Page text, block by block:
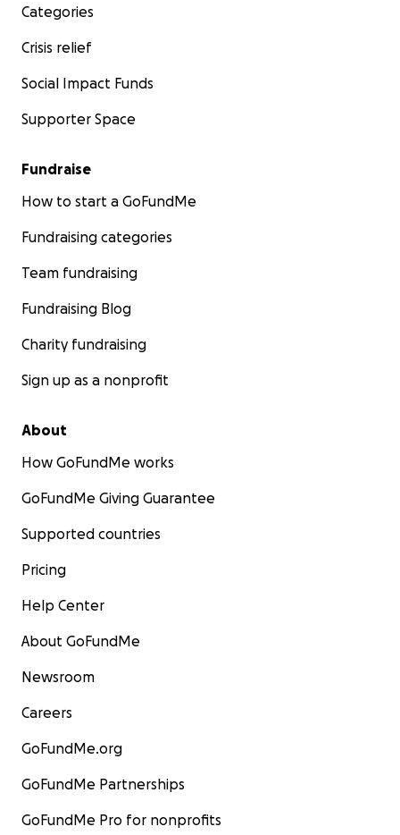
Categories
Crisis relief
Social Impact Funds
Supporter Space
Fundraise
How to start a GoFundMe
Fundraising categories
Team fundraising
Fundraising Blog
Charity fundraising
Sign up as a nonprofit
About
How GoFundMe works
GoFundMe Giving Guarantee
Supported countries
Pricing
Help Center
About GoFundMe
Newsroom
Careers
GoFundMe.org
GoFundMe Partnerships
GoFundMe Pro for nonprofits